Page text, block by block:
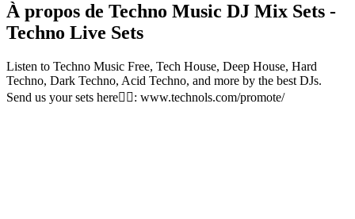
À propos de Techno Music DJ Mix Sets -
Techno Live Sets
Listen to Techno Music Free, Tech House, Deep House, Hard
Techno, Dark Techno, Acid Techno, and more by the best DJs.
Send us your sets here👉🏻: www.technols.com/promote/